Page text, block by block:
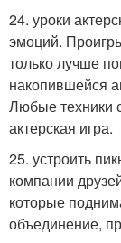
24. уроки
эмоций.
только лучше
накопившейся
Любые техники
актерская игра.
25. устроить
компании
которые
объединение,